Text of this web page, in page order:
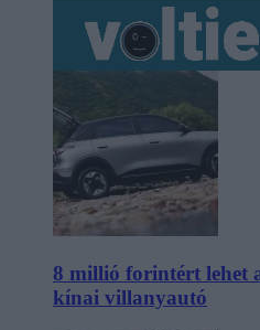
8 millió forintért lehet
kínai villanyautó